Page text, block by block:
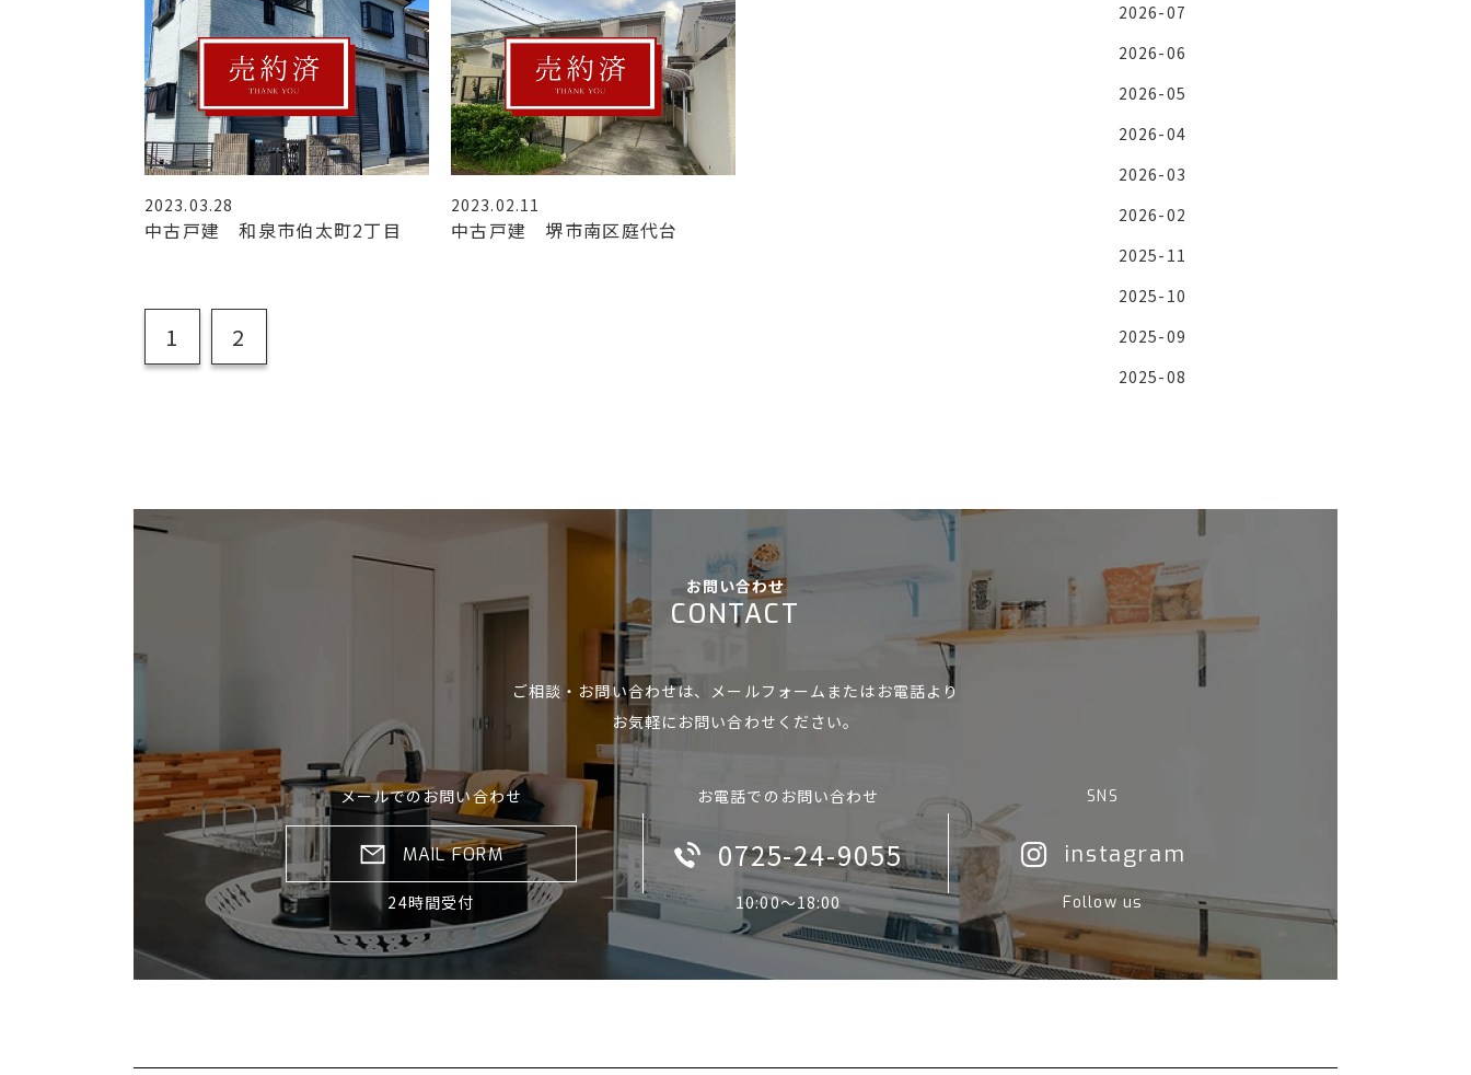
2023.03.28
中古戸建 和泉市伯太町2丁目
2023.02.11
中古戸建 堺市南区庭代台
1 2
2026-07
2026-06
2026-05
2026-04
2026-03
2026-02
2025-11
2025-10
2025-09
2025-08
お問い合わせ
CONTACT
ご相談・お問い合わせは、 メールフォームまたはお電話より
お気軽にお問い合わせください。
メールでのお問い合わせ
MAIL FORM
24時間受付
お電話でのお問い合わせ
0725-24-9055
10:00〜18:00
SNS
instagram
Follow us